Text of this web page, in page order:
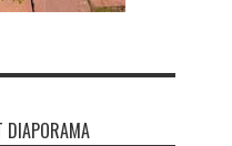
DIAPORAMA